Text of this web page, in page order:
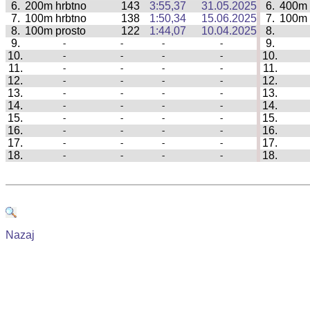
6. 200m hrbtno 143 3:55,37 31.05.2025 6. 400m
7. 100m hrbtno 138 1:50,34 15.06.2025 7. 100m
8. 100m prosto 122 1:44,07 10.04.2025
8.
9.
- - - -
9.
10.
- - - -
10.
11.
- - - -
11.
12.
- - - -
12.
13.
- - - -
13.
14.
- - - -
14.
15.
- - - -
15.
16.
- - - -
16.
17.
- - - -
17.
18.
- - - - 18.
Nazaj